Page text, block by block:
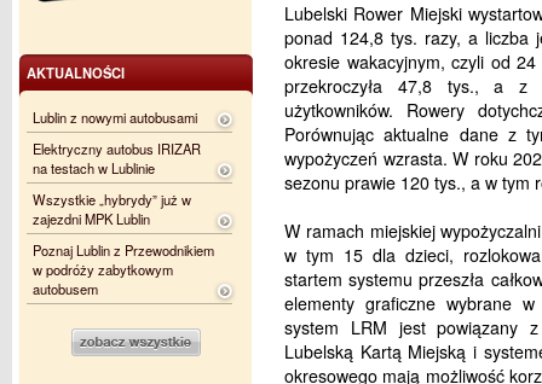
Lubelski Rower Miejski
ponad 124,8 tys. razy, a liczba
okresie wakacyjnym, czyli od
przekroczyła 47,8 tys., a z
użytkowników. Rowery
Porównując aktualne dane z
wypożyczeń wzrasta. W roku
sezonu prawie 120 tys., a w tym
W ramach miejskiej
w tym 15 dla dzieci,
startem systemu przeszła
elementy graficzne wybrane
system LRM jest powiązany
Lubelską Kartą Miejską i
okresowego mają możliwość
AKTUALNOŚCI
Lublin z nowymi autobusami
Elektryczny autobus IRIZAR
na testach w Lublinie
Wszystkie „hybrydy” już w
zajezdni MPK Lublin
Poznaj Lublin z Przewodnikiem
w podróży zabytkowym
autobusem